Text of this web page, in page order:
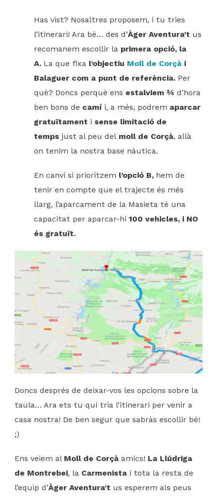
Has vist? Nosaltres proposem, i tu tries
l’itinerari! Ara bé… des d’Àger Aventura’t us
recomanem escollir la primera opció, la
A. La que fixa l’objectiu Moll de Corçài
Balaguer com a punt de referència. Per
què? Doncs perquè ens estalviem ¾ d’hora
ben bons de camí i, a més, podrem aparcar
gratuïtament i sense limitació de
tempsjust al peu del moll de Corçà, allà
on tenim la nostra base nàutica.
En canvi si prioritzem l’opció B,hem de
tenir en compte que el trajecte és més
llarg, l’aparcament de la Masieta té una
capacitat per aparcar-hi 100 vehicles, i NO
és gratuït.
Doncs després de deixar-vos les opcions sobre la
taula… Ara ets tu qui tria l’itinerari per venir a
casa nostra! De ben segur que sabràs escollir bé!
;)
Ens veiem al Moll de Corçàamics! La Llúdriga
de Montrebei, la Carmenistai tota la resta de
l’equip d’Àger Aventura’t us esperem als peus